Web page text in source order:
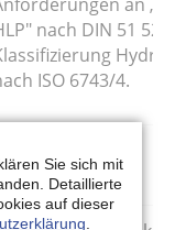
nach DIN 51
ISO 6743/4.
Sie sich mit
Detaillierte
auf dieser